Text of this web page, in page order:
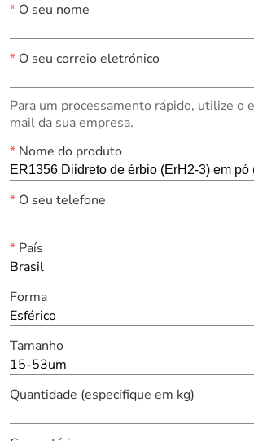
*O seu nome
*O seu correio eletrónico
Para um processamento rápido, utilize o
mail da sua empresa.
*Nome do produto
*O seu telefone
*País
Brasil
Forma
Esférico
Tamanho
15-53um
Quantidade (especifique em kg)